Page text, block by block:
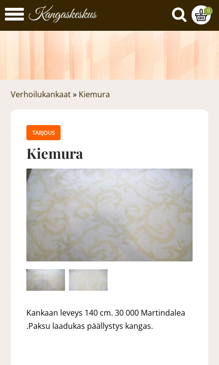
0
Verhoilukankaat » Kiemura
TARJOUS
Kiemura
Kankaan leveys 140 cm. 30 000 Martindalea
.Paksu laadukas päällystys kangas.